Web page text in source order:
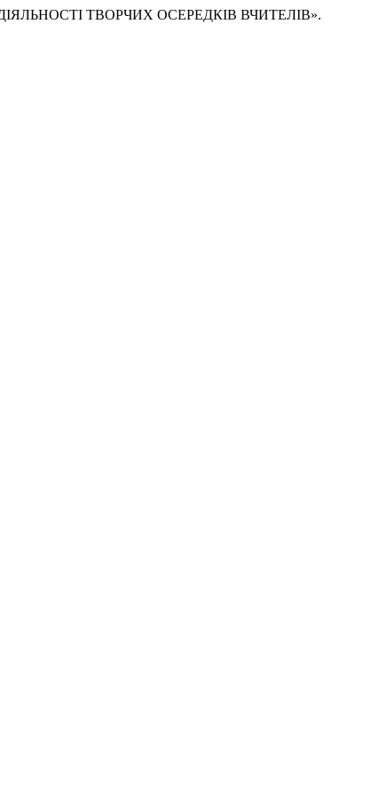
ТВОРЧИХ ОСЕРЕДКІВ ВЧИТЕЛІВ».